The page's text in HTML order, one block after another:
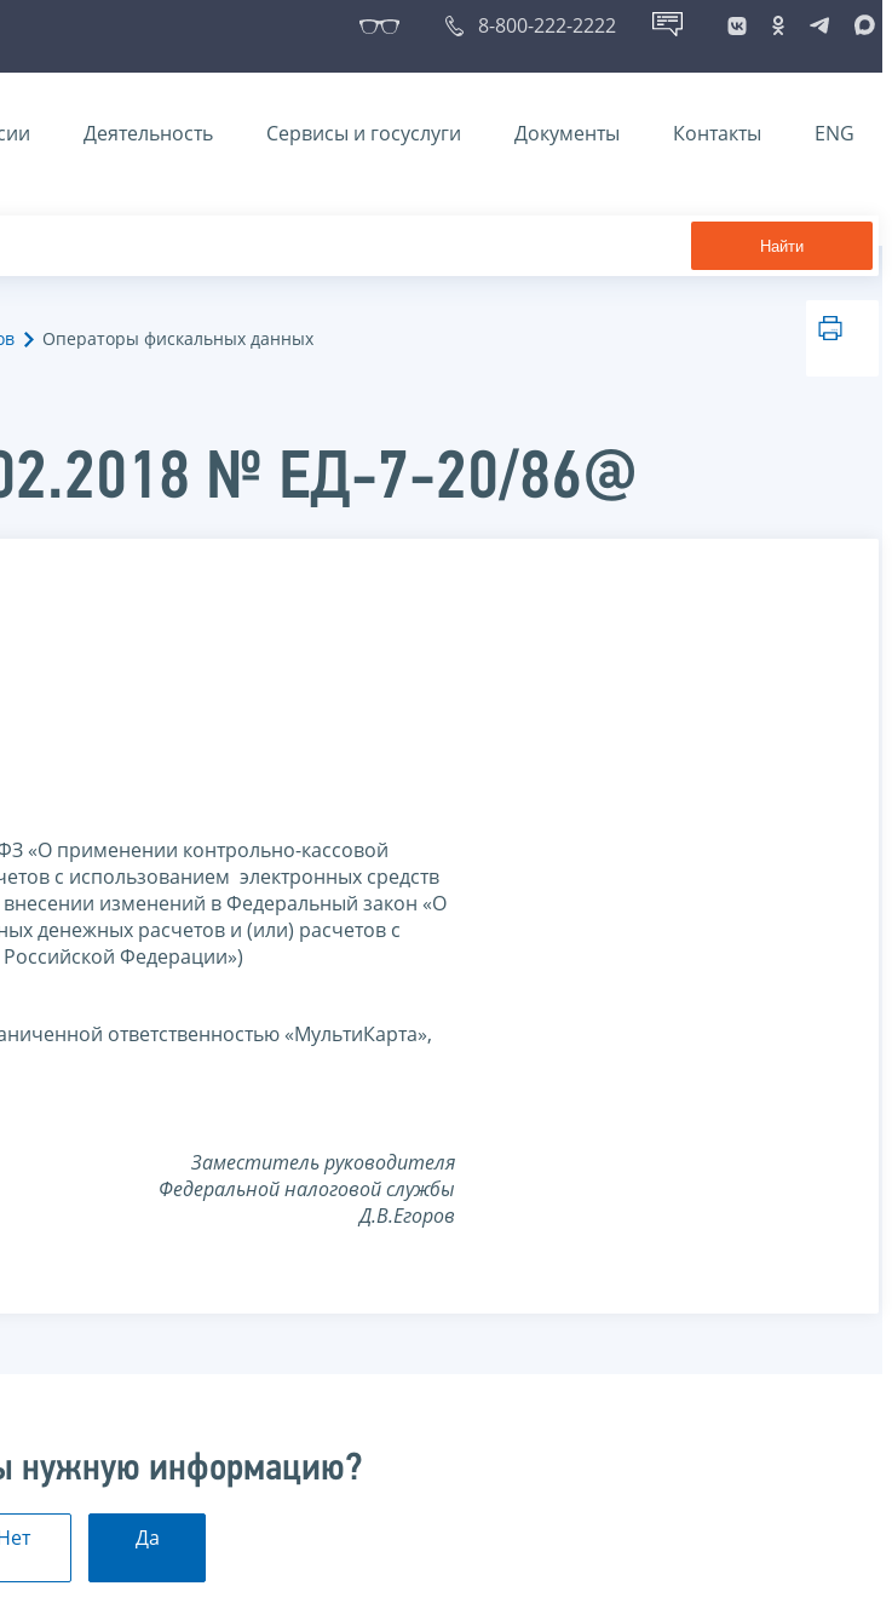
8-800-222-2222
Деятельность Сервисы и госуслуги Документы Контакты ENG
Найти
Операторы фискальных данных
№ ЕД-7-20/86@
«О применении контрольно-кассовой
с использованием электронных средств
изменений в Федеральный закон «О
денежных расчетов и (или) расчетов с
Федерации»)
ответственностью «МультиКарта»,
Заместитель руководителя
Федеральной налоговой службы
Д.В.Егоров
нужную информацию?
Да